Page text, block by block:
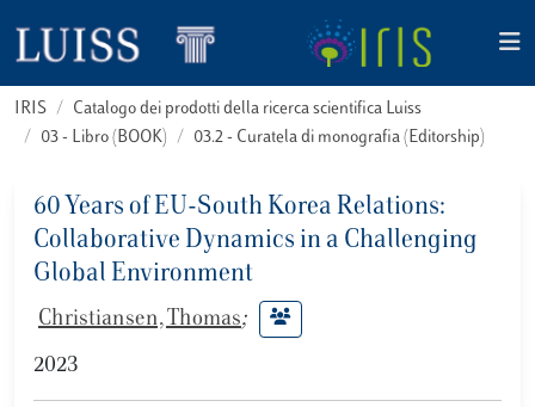
IRIS
Catalogo dei prodotti della ricerca scientifica Luiss
03 - Libro (BOOK)
03.2 - Curatela di monografia (Editorship)
60 Years of EU-South Korea Relations:
Collaborative Dynamics in a Challenging
Global Environment
Christiansen, Thomas;
2023